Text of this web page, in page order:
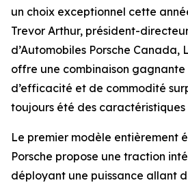
un choix exceptionnel cette
Trevor Arthur, président-
d’Automobiles Porsche Canada,
offre une combinaison
d’efficacité et de commodité
toujours été des caractéristiques
Le premier modèle entièrement
Porsche propose une traction
déployant une puissance allant